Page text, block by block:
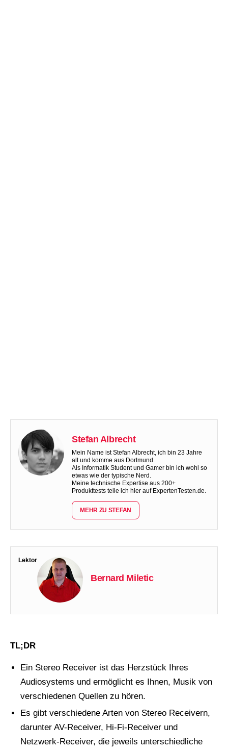
Stefan Albrecht
Mein Name ist Stefan Albrecht, ich bin 23 Jahre
alt und komme aus Dortmund.
Als Informatik Student und Gamer bin ich wohl so
etwas wie der typische Nerd.
Meine technische Expertise aus 200+
Produkttests teile ich hier auf ExpertenTesten.de.
MEHR ZU STEFAN
Lektor
Bernard Miletic
TL;DR
Ein Stereo Receiver ist das Herzstück Ihres
Audiosystems und ermöglicht es Ihnen, Musik von
verschiedenen Quellen zu hören.
Es gibt verschiedene Arten von Stereo Receivern,
darunter AV-Receiver, Hi-Fi-Receiver und
Netzwerk-Receiver, die jeweils unterschiedliche